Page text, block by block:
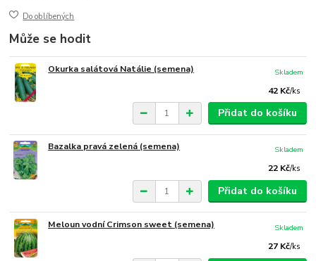
Do oblíbených
Může se hodit
Okurka salátová Natálie (semena)
42 Kč/ks
Skladem
Přidat do košíku
Bazalka pravá zelená (semena)
22 Kč/ks
Skladem
Přidat do košíku
Meloun vodní Crimson sweet (semena)
27 Kč/ks
Skladem